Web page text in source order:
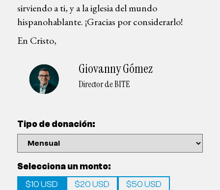
sirviendo a ti, y a la iglesia del mundo
hispanohablante. ¡Gracias por considerarlo!
En Cristo,
Giovanny Gómez
Director de BITE
Tipo de donación:
Selecciona un monto:
$10 USD
$20 USD
$50 USD